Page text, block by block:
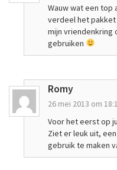
Wauw wat een top
verdeel het pakket
mijn vriendenkring
gebruiken
Romy
26 mei 2013 om
Voor het eerst op
Ziet er leuk uit,
gebruik te maken